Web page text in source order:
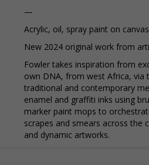
—
Acrylic, oil, spray paint on
New 2024 original work from
Fowler takes inspiration from
own DNA, from west Africa, via
traditional and contemporary
enamel and graffiti inks using
marker paint mops to
scrapes and smears across the
and dynamic artworks.